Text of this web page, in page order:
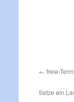
freie-
Setze ein